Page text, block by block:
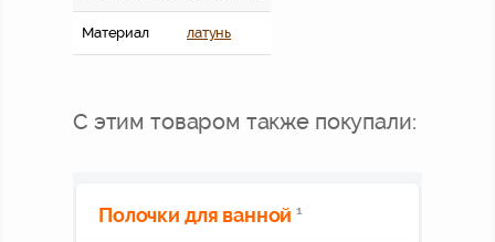
Материал латунь
С этим товаром также покупали:
Полочки для ванной 1